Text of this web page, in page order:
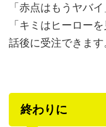
「赤点はもうヤバ
「キミはヒーロー
話後に受注できます
終わりに